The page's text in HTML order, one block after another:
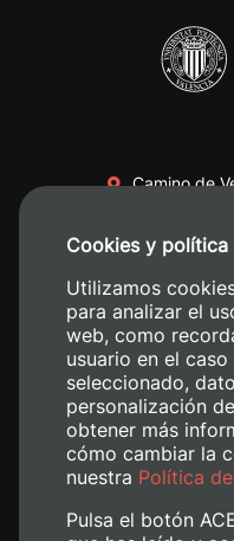
Camino de
Cookies y
Utilizamos
para analizar el
web, como
usuario en el
seleccionado,
personalización
obtener más
cómo cambiar la
nuestra Política
Pulsa el botón